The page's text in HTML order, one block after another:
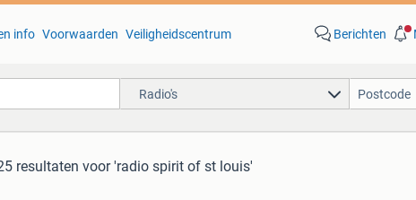
info Voorwaarden Veiligheidscentrum Berichten
Radio's
resultaten voor 'radio spirit of st louis'